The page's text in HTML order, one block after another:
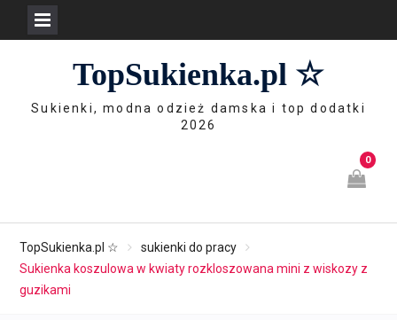
TopSukienka.pl ☆
Sukienki, modna odzież damska i top dodatki
2026
0
TopSukienka.pl ☆
sukienki do pracy
Sukienka koszulowa w kwiaty rozkloszowana mini z wiskozy z
guzikami